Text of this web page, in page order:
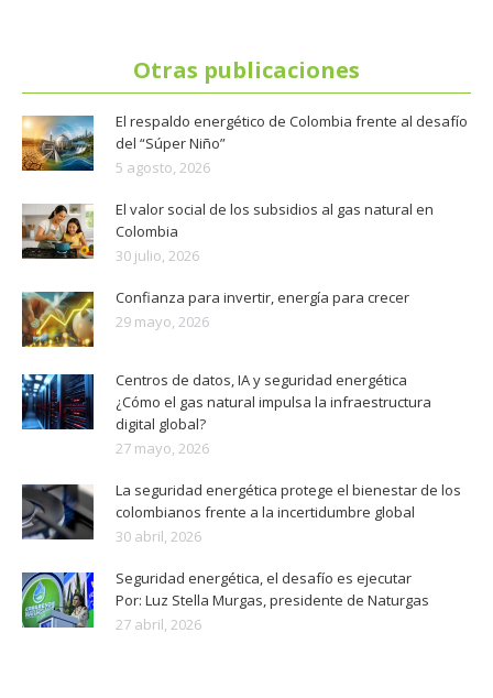
Otras publicaciones
El respaldo energético de Colombia frente al desafío
del “Súper Niño”
5 agosto, 2026
El valor social de los subsidios al gas natural en
Colombia
30 julio, 2026
Confianza para invertir, energía para crecer
29 mayo, 2026
Centros de datos, IA y seguridad energética
¿Cómo el gas natural impulsa la infraestructura
digital global?
27 mayo, 2026
La seguridad energética protege el bienestar de los
colombianos frente a la incertidumbre global
30 abril, 2026
Seguridad energética, el desafío es ejecutar
Por: Luz Stella Murgas, presidente de Naturgas
27 abril, 2026